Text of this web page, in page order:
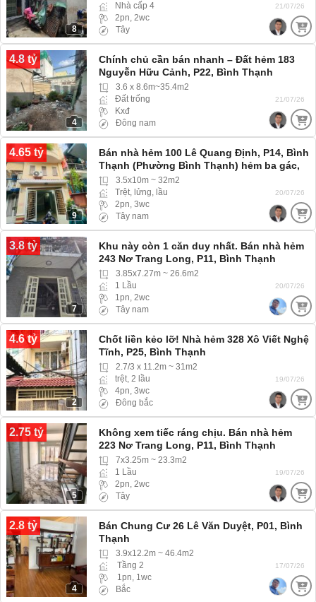
8
Nhà cấp 4
2pn, 2wc
Tây
21/07/26
4.8 tỷ
4
Chính chủ cần bán nhanh – Đất hẻm 183
Nguyễn Hữu Cảnh, P22, Bình Thạnh
3.6 x 8.6m~35.4m2
Đất trống
Kxđ
Đông nam
21/07/26
4.65 tỷ
9
Bán nhà hẻm 100 Lê Quang Định, P14, Bình
Thạnh (Phường Bình Thạnh) hẻm ba gác,
Nhà gần S.Thị
3.5x10m ~ 32m2
Trệt, lửng, lầu
2pn, 3wc
Tây nam
20/07/26
3.8 tỷ
7
Khu này còn 1 căn duy nhất. Bán nhà hẻm
243 Nơ Trang Long, P11, Bình Thạnh
3.85x7.27m ~ 26.6m2
1 Lầu
1pn, 2wc
Tây nam
20/07/26
4.6 tỷ
2
Chốt liền kẻo lỡ! Nhà hẻm 328 Xô Viết Nghệ
Tĩnh, P25, Bình Thạnh
2.7/3 x 11.2m ~ 31m2
trệt, 2 lầu
4pn, 3wc
Đông bắc
19/07/26
2.75 tỷ
5
Không xem tiếc ráng chịu. Bán nhà hẻm
223 Nơ Trang Long, P11, Bình Thạnh
7x3.25m ~ 23.3m2
1 Lầu
2pn, 2wc
Tây
19/07/26
2.8 tỷ
4
Bán Chung Cư 26 Lê Văn Duyệt, P01, Bình
Thạnh
3.9x12.2m ~ 46.4m2
Tầng 2
1pn, 1wc
Bắc
17/07/26